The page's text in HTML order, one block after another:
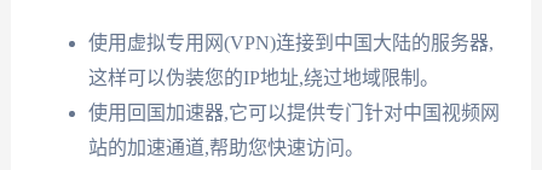
使用虚拟专用网(VPN)连接到中国大陆的服务器,
这样可以伪装您的IP地址,绕过地域限制。
使用回国加速器,它可以提供专门针对中国视频网
站的加速通道,帮助您快速访问。